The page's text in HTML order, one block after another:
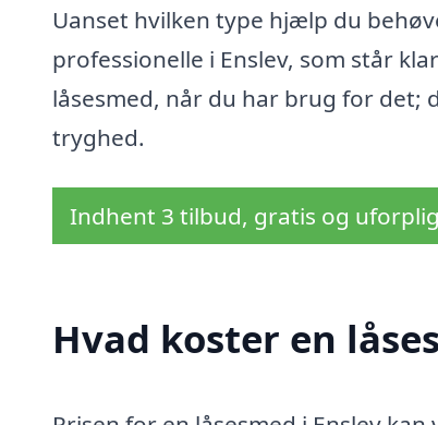
Uanset hvilken type hjælp du
professionelle i Enslev, som står
låsesmed, når du har brug for det;
tryghed.
Indhent 3 tilbud, gratis og
Hvad koster en